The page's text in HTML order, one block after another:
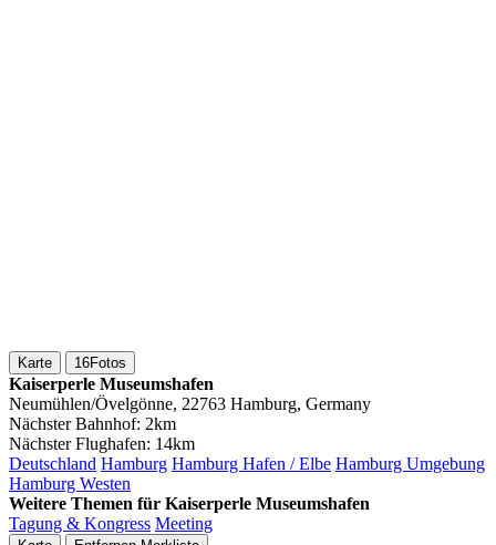
Karte 16Fotos
Kaiserperle Museumshafen
Neumühlen/Övelgönne, 22763 Hamburg, Germany
Nächster Bahnhof: 2km
Nächster Flughafen: 14km
Deutschland Hamburg Hamburg Hafen / Elbe Hamburg Umgebung
Hamburg Westen
Weitere Themen für Kaiserperle Museumshafen
Tagung & Kongress Meeting